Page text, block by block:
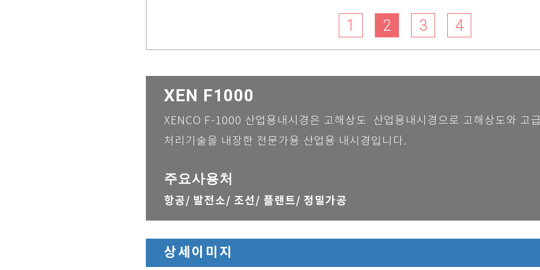
1 2 3 4
XEN F1000
XENCO F-1000 산업용내시경은 고해상도 산업용내시경으로 고해상도와 고
처리기술을 내장한 전문가용 산업용 내시경입니다.
주요사용처
항공/ 발전소/ 조선/ 플랜트/ 정밀가공
상세이미지